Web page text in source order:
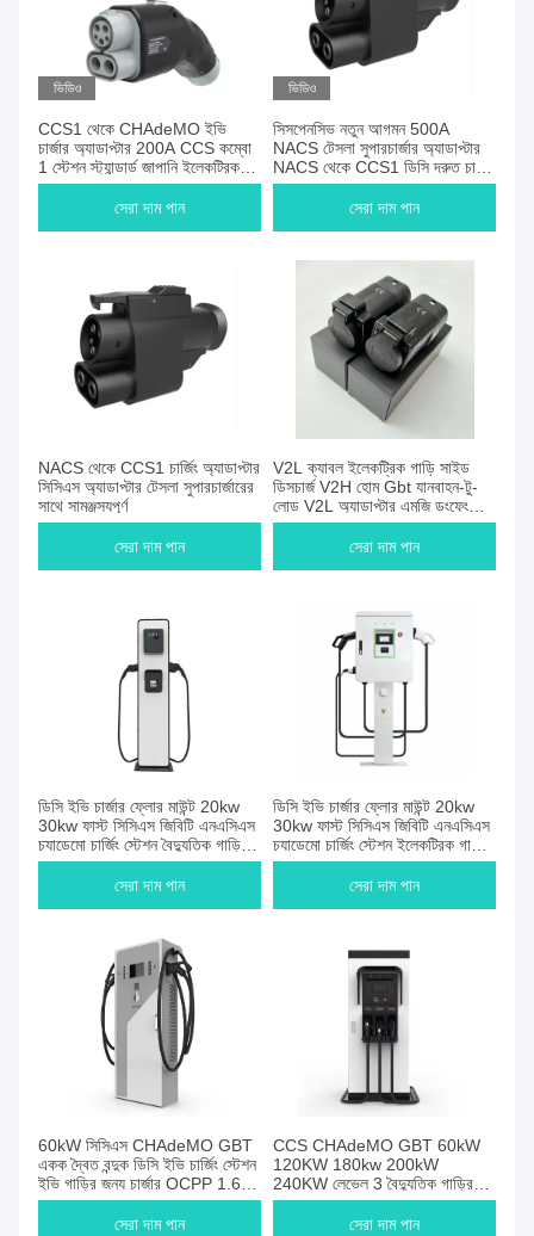
ভিডিও
CCS1 থেকে CHAdeMO ইভি
চার্জার অ্যাডাপ্টার 200A CCS কম্বো
1 স্টেশন স্ট্যান্ডার্ড জাপানি ইলেকট্রিক
গাড়ির জন্য চার্জিং
সেরা দাম পান
ভিডিও
সিসপেনসিভ নতুন আগমন 500A
NACS টেসলা সুপারচার্জার অ্যাডাপ্টার
NACS থেকে CCS1 ডিসি দ্রুত চার্জিং
অ্যাডাপ্টার ফোর্ড কিয়া জন্য
সেরা দাম পান
NACS থেকে CCS1 চার্জিং অ্যাডাপ্টার
সিসিএস অ্যাডাপ্টার টেসলা সুপারচার্জারের
সাথে সামঞ্জস্যপূর্ণ
সেরা দাম পান
V2L ক্যাবল ইলেকট্রিক গাড়ি সাইড
ডিসচার্জ V2H হোম Gbt যানবাহন-টু-
লোড V2L অ্যাডাপ্টার এমজি ডংফেং
BYD LEAP পাওয়ার এক্সপেনগ
সেরা দাম পান
ডিসি ইভি চার্জার ফ্লোর মাউন্ট 20kw
30kw ফাস্ট সিসিএস জিবিটি এনএসিএস
চ্যাডেমো চার্জিং স্টেশন বৈদ্যুতিক গাড়ির
জন্য
সেরা দাম পান
ডিসি ইভি চার্জার ফ্লোর মাউন্ট 20kw
30kw ফাস্ট সিসিএস জিবিটি এনএসিএস
চ্যাডেমো চার্জিং স্টেশন ইলেকট্রিক গাড়ির
জন্য পিল
সেরা দাম পান
60kW সিসিএস CHAdeMO GBT
একক দ্বৈত বন্দুক ডিসি ইভি চার্জিং স্টেশন
ইভি গাড়ির জন্য চার্জার OCPP 1.6J
সম্মতি
সেরা দাম পান
CCS CHAdeMO GBT 60kW
120KW 180kw 200kW
240KW লেভেল 3 বৈদ্যুতিক গাড়ির
চার্জার দ্রুত ডিসি ইভি চার্জিং স্টেশন
সেরা দাম পান